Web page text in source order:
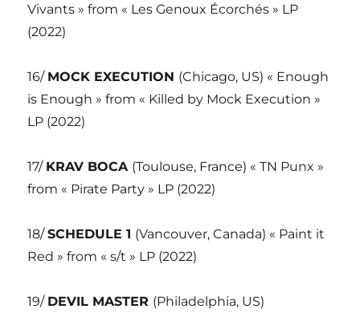
Vivants » from « Les Genoux Écorchés » LP
(2022)
16/ MOCK EXECUTION (Chicago, US) « Enough
is Enough » from « Killed by Mock Execution »
LP (2022)
17/ KRAV BOCA (Toulouse, France) « TN Punx »
from « Pirate Party » LP (2022)
18/SCHEDULE 1 (Vancouver, Canada) « Paint it
Red » from « s/t » LP (2022)
19/ DEVIL MASTER (Philadelphia, US)